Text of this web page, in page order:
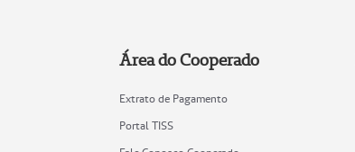
Área do Cooperado
Extrato de Pagamento
Portal TISS